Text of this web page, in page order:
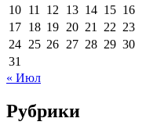
10 11 12 13 14 15 16
17 18 19 20 21 22 23
24 25 26 27 28 29 30
31
« Июл
Рубрики